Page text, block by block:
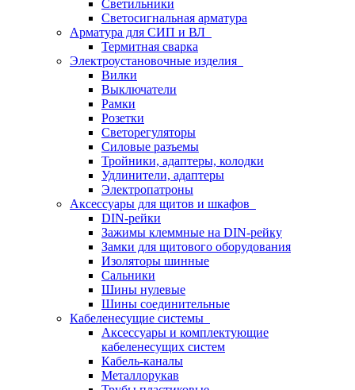
Светильники
Светосигнальная арматура
Арматура для СИП и ВЛ
Термитная сварка
Электроустановочные изделия
Вилки
Выключатели
Рамки
Розетки
Светорегуляторы
Силовые разъемы
Тройники, адаптеры, колодки
Удлинители, адаптеры
Электропатроны
Аксессуары для щитов и шкафов
DIN-рейки
Зажимы клеммные на DIN-рейку
Замки для щитового оборудования
Изоляторы шинные
Сальники
Шины нулевые
Шины соединительные
Кабеленесущие системы
Аксессуары и комплектующие
кабеленесущих систем
Кабель-каналы
Металлорукав